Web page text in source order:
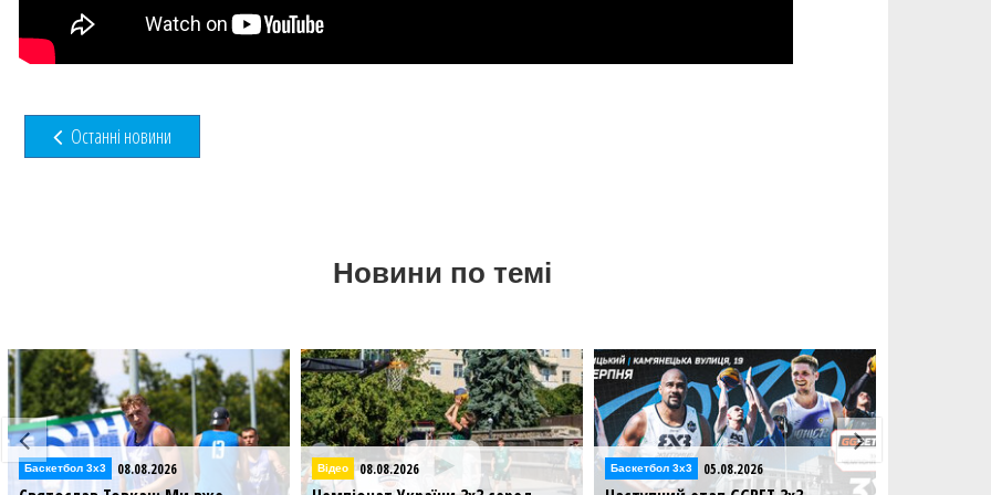
Останні новини
Новини по темі
Відео 08.08.2026 Баскетбол 3х3 05.08.2026 Баскетбол 3х3 03.08.2026